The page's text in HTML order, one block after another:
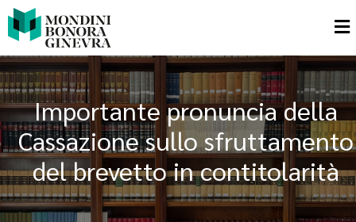
Importante pronuncia della
Cassazione sullo sfruttamento
del brevetto in contitolarità